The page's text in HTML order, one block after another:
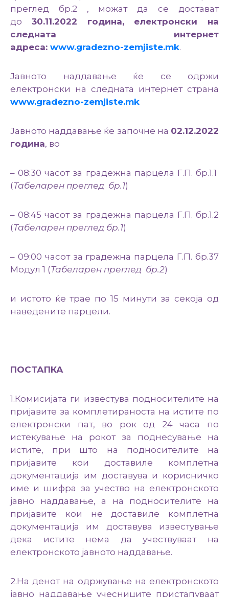
преглед бр.2 , можат да се достават
до 30.11.2022 година, електронски на
следната интернет
адреса: www.gradezno-zemjiste.mk.
Јавното наддавање ќе се одржи
електронски на следната интернет страна
www.gradezno-zemjiste.mk
Јавното наддавање ќе започне на 02.12.2022
година, во
– 08:30 часот за градежна парцела Г.П. бр.1.1
(Табеларен преглед бр.1)
– 08:45 часот за градежна парцела Г.П. бр.1.2
(Табеларен преглед бр.1)
– 09:00 часот за градежна парцела Г.П. бр.37
Модул 1 (Табеларен преглед бр.2)
и истото ќе трае по 15 минути за секоја од
наведените парцели.
ПОСТАПКА
1.Комисијата ги известува подносителите на
пријавите за комплетираноста на истите по
електронски пат, во рок од 24 часа по
истекување на рокот за поднесување на
истите, при што на подносителите на
пријавите кои доставиле комплетна
документација им доставува и корисничко
име и шифра за учество на електронското
јавно наддавање, а на подносителите на
пријавите кои не доставиле комплетна
документација им доставува известување
дека истите нема да учествуваат на
електронското јавното наддавање.
2.На денот на одржување на електронското
јавно наддавање учесниците пристапуваат